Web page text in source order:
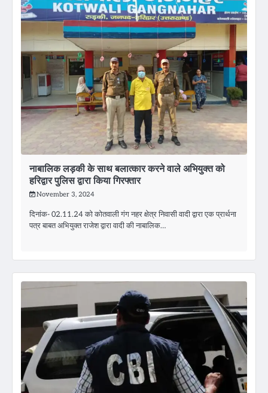
नाबालिक लड़की के साथ बलात्कार करने वाले अभियुक्त को
हरिद्वार पुलिस द्वारा किया गिरफ्तार
November 3, 2024
दिनांक- 02.11.24 को कोतवाली गंग नहर क्षेत्र निवासी वादी द्वारा एक प्रार्थना
पत्र बाबत अभियुक्त राजेश द्वारा वादी की नाबालिक…